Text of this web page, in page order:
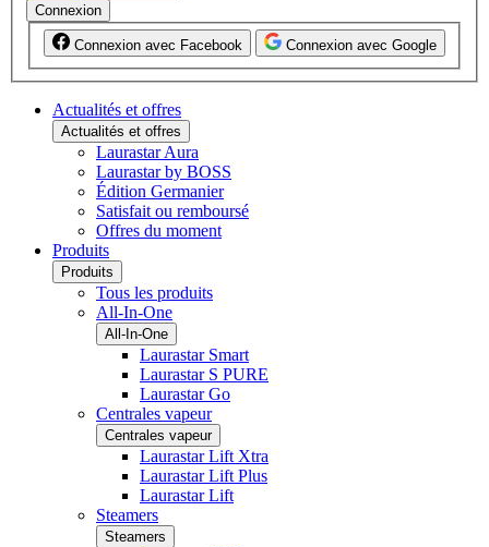
Connexion
Connexion avec Facebook Connexion avec Google
Actualités et offres
Actualités et offres
Laurastar Aura
Laurastar by BOSS
Édition Germanier
Satisfait ou remboursé
Offres du moment
Produits
Produits
Tous les produits
All-In-One
All-In-One
Laurastar Smart
Laurastar S PURE
Laurastar Go
Centrales vapeur
Centrales vapeur
Laurastar Lift Xtra
Laurastar Lift Plus
Laurastar Lift
Steamers
Steamers